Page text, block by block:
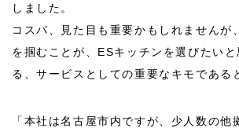
しました。
コスパ、見た目も重要かもしれませんが
を掴むことが、 ESキッチンを選びたい
る、サービスとしての重要なキモである
「本社は名古屋市内ですが、少人数の他